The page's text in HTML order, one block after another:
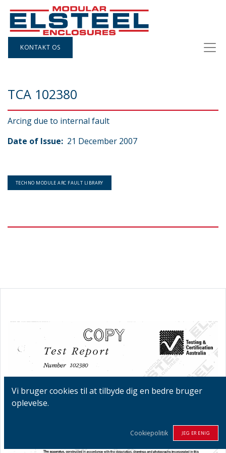
KONTAKT OS
TCA 102380
Arcing due to internal fault
Date of Issue: 21 December 2007
TECHNO MODULE ARC FAULT LIBRARY
Vi bruger cookies til at tilbyde dig en bedre bruger
oplevelse.
Cookiepolitik JEG ER ENIG